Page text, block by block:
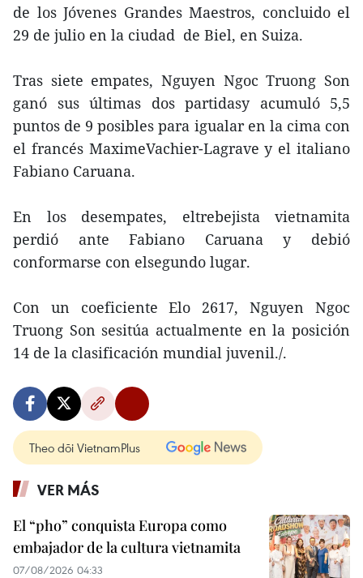
de los Jóvenes Grandes Maestros, concluido el
29 de julio en la ciudad de Biel, en Suiza.
Tras siete empates, Nguyen Ngoc Truong Son
ganó sus últimas dos partidasy acumuló 5,5
puntos de 9 posibles para igualar en la cima con
el francés MaximeVachier-Lagrave y el italiano
Fabiano Caruana.
En los desempates, eltrebejista vietnamita
perdió ante Fabiano Caruana y debió
conformarse con elsegundo lugar.
Con un coeficiente Elo 2617, Nguyen Ngoc
Truong Son sesitúa actualmente en la posición
14 de la clasificación mundial juvenil./.
Theo dõi VietnamPlus
VER MÁS
El “pho” conquista Europa como
embajador de la cultura vietnamita
07/08/2026 04:33